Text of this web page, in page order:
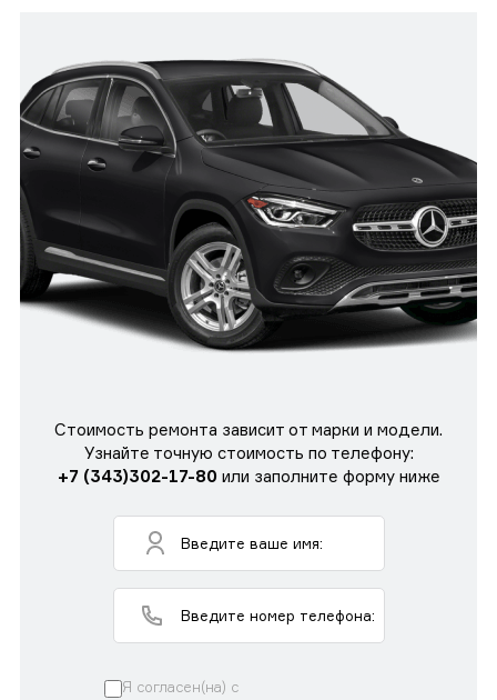
Стоимость ремонта зависит от марки и модели.
Узнайте точную стоимость по телефону:
+7 (343)302-17-80 или заполните форму ниже
Я согласен(на) с